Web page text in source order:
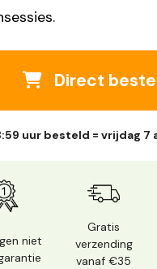
Direct
uur besteld = vrijdag 7
niet
Gratis
verzending
vanaf €35